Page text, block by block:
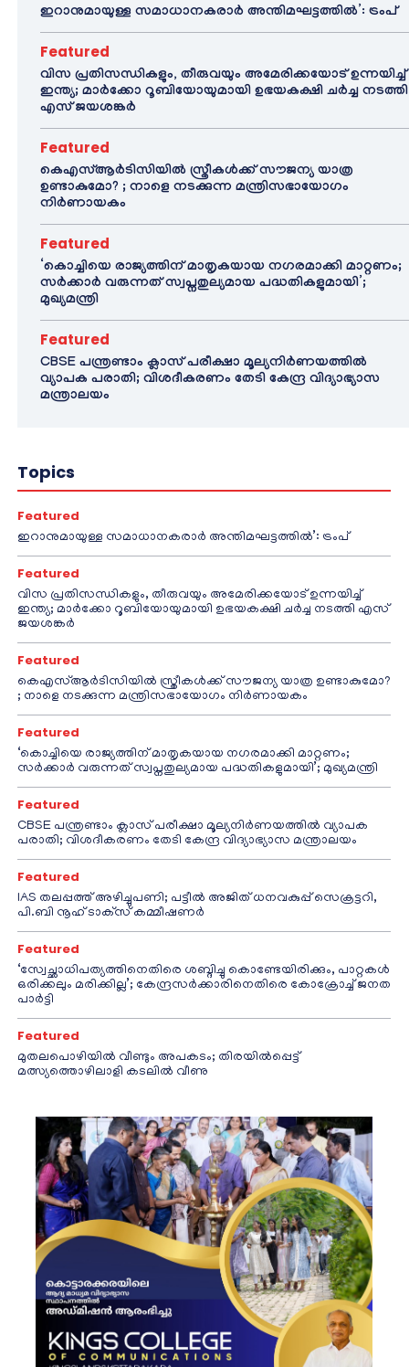
ഇറാനുമായുള്ള സമാധാനകരാർ അന്തിമഘട്ടത്തിൽ‌’: ട്രംപ്
Featured
വിസ പ്രതിസന്ധികളും, തീരുവയും അമേരിക്കയോട് ഉന്നയിച്ച്
ഇന്ത്യ; മാർക്കോ റൂബിയോയുമായി ഉഭയകക്ഷി ചർച്ച നടത്തി
എസ് ജയശങ്കർ
Featured
കെഎസ്ആർടിസിയിൽ സ്ത്രീകൾക്ക് സൗജന്യ യാത്ര
ഉണ്ടാകുമോ? ; നാളെ നടക്കുന്ന മന്ത്രിസഭായോഗം
നിർണായകം
Featured
‘കൊച്ചിയെ രാജ്യത്തിന് മാതൃകയായ നഗരമാക്കി മാറ്റണം;
സർക്കാർ വരുന്നത് സ്വപ്നതുല്യമായ പദ്ധതികളുമായി’;
മുഖ്യമന്ത്രി
Featured
CBSE പന്ത്രണ്ടാം ക്ലാസ് പരീക്ഷാ മൂല്യനിർണയത്തിൽ
വ്യാപക പരാതി; വിശദീകരണം തേടി കേന്ദ്ര വിദ്യാഭ്യാസ
മന്ത്രാലയം
Topics
Featured
ഇറാനുമായുള്ള സമാധാനകരാർ അന്തിമഘട്ടത്തിൽ‌’: ട്രംപ്
Featured
വിസ പ്രതിസന്ധികളും, തീരുവയും അമേരിക്കയോട് ഉന്നയിച്ച്
ഇന്ത്യ; മാർക്കോ റൂബിയോയുമായി ഉഭയകക്ഷി ചർച്ച നടത്തി എസ്
ജയശങ്കർ
Featured
കെഎസ്ആർടിസിയിൽ സ്ത്രീകൾക്ക് സൗജന്യ യാത്ര ഉണ്ടാകുമോ?
; നാളെ നടക്കുന്ന മന്ത്രിസഭായോഗം നിർണായകം
Featured
‘കൊച്ചിയെ രാജ്യത്തിന് മാതൃകയായ നഗരമാക്കി മാറ്റണം;
സർക്കാർ വരുന്നത് സ്വപ്നതുല്യമായ പദ്ധതികളുമായി’; മുഖ്യമന്ത്രി
Featured
CBSE പന്ത്രണ്ടാം ക്ലാസ് പരീക്ഷാ മൂല്യനിർണയത്തിൽ വ്യാപക
പരാതി; വിശദീകരണം തേടി കേന്ദ്ര വിദ്യാഭ്യാസ മന്ത്രാലയം
Featured
IAS തലപ്പത്ത് അഴിച്ചുപണി; പട്ടീല്‍ അജിത് ധനവകുപ്പ് സെക്രട്ടറി,
പി.ബി നൂഹ് ടാക്‌സ് കമ്മീഷണര്‍
Featured
‘സ്വേച്ഛാധിപത്യത്തിനെതിരെ ശബ്ദിച്ചു കൊണ്ടേയിരിക്കും, പാറ്റകൾ
ഒരിക്കലും മരിക്കില്ല’; കേന്ദ്രസർക്കാരിനെതിരെ കോക്രോച്ച് ജനത
പാർട്ടി
Featured
മുതലപൊഴിയിൽ വീണ്ടും അപകടം; തിരയിൽപ്പെട്ട്
മത്സ്യത്തൊഴിലാളി കടലിൽ വീണു